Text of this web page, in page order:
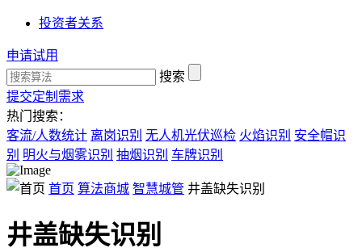
投资者关系
申请试用
搜索
提交定制需求
热门搜索：
客流/人数统计 离岗识别 无人机光伏巡检 火焰识别 安全帽识
别 明火与烟雾识别 抽烟识别 车牌识别
首页 算法商城 智慧城管 井盖缺失识别
井盖缺失识别